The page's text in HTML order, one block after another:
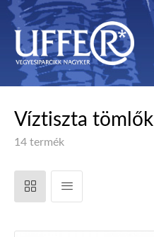
Víztiszta tömlők
14 termék